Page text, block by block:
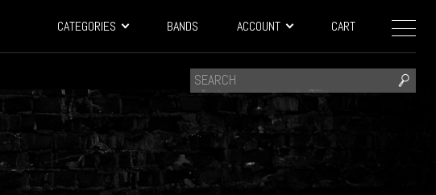
CART
ACCOUNT
BANDS
CATEGORIES